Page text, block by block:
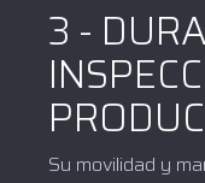
3 -
Su movilidad y